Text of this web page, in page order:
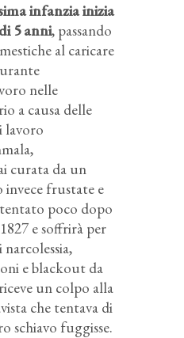
infanzia inizia
5 anni, passando
al caricare
nelle
a causa delle
lavoro
curata da un
invece frustate e
poco dopo
e soffrirà per
e blackout da
un colpo alla
che tentava di
schiavo fuggisse.